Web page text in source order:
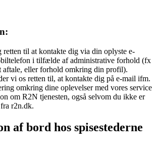
til at kontakte dig via din oplyste e-
i tilfælde af administrative forhold (fx
aftale, eller forhold omkring din profil).
vi os retten til, at kontakte dig på e-mail ifm.
omkring dine oplevelser med vores service
om R2N tjenesten, også selvom du ikke er
r2n.dk.
af bord hos spisestederne